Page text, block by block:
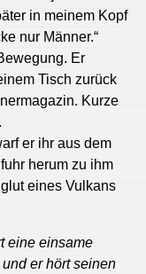
in meinem Kopf
nur Männer.“
Er
Tisch zurück
Kurze
er ihr aus dem
herum zu ihm
eines Vulkans
eine einsame
er hört seinen